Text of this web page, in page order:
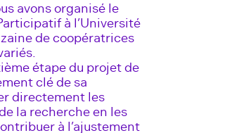
avons organisé le
à l’Université
de coopératrices
étape du projet de
clé de sa
directement les
la recherche en les
à l’ajustement